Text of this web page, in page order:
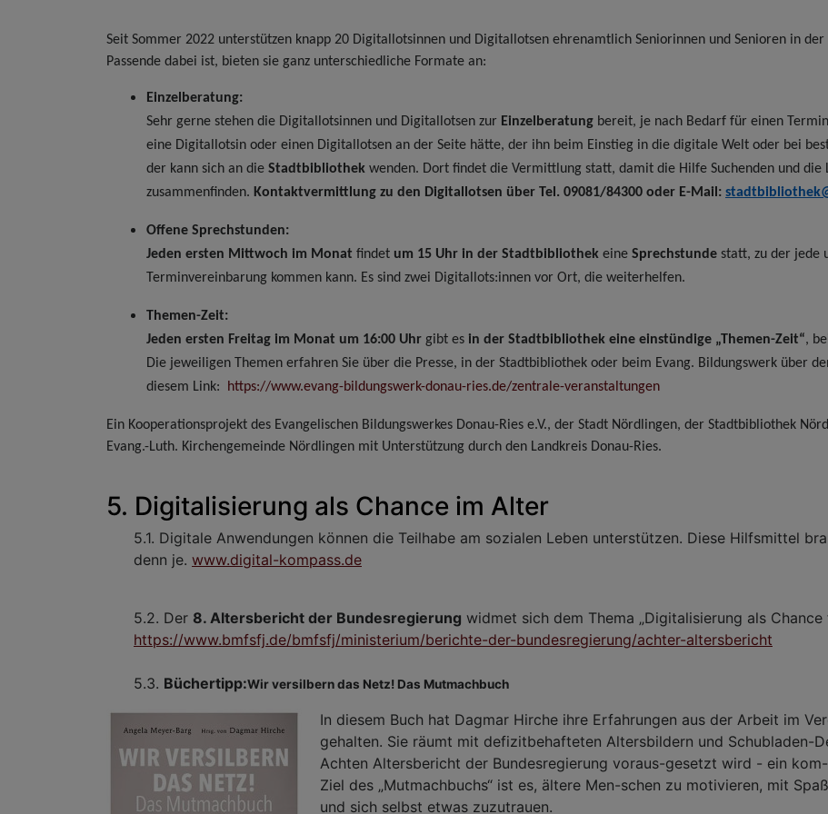
Seit Sommer 2022 unterstützen knapp 20 Digitallotsinnen und Digitallotsen ehrenamtlich Seniorinnen und Senioren in
Passende dabei ist, bieten sie ganz unterschiedliche Formate an:
Einzelberatung:
Sehr gerne stehen die Digitallotsinnen und Digitallotsen zur Einzelberatung bereit, je nach Bedarf für einen
eine Digitallotsin oder einen Digitallotsen an der Seite hätte, der ihn beim Einstieg in die digitale Welt oder bei
der kann sich an die Stadtbibliothek wenden. Dort findet die Vermittlung statt, damit die Hilfe Suchenden und die
zusammenfinden. Kontaktvermittlung zu den Digitallotsen über Tel. 09081/84300 oder E-Mail:
Offene Sprechstunden:
Jeden ersten Mittwoch im Monat findet um 15 Uhr in der Stadtbibliothek eine Sprechstunde statt, zu der jede
Terminvereinbarung kommen kann. Es sind zwei Digitallots:innen vor Ort, die weiterhelfen.
Themen-Zeit:
Jeden ersten Freitag im Monat um 16:00 Uhr gibt es in der Stadtbibliothek eine einstündige „Themen-Zeit“,
Die jeweiligen Themen erfahren Sie über die Presse, in der Stadtbibliothek oder beim Evang. Bildungswerk über
diesem Link:
https://www.evang-bildungswerk-donau-ries.de/zentrale-veranstaltungen
Ein Kooperationsprojekt des Evangelischen Bildungswerkes Donau-Ries e.V., der Stadt Nördlingen, der Stadtbibliothek
Evang.-Luth. Kirchengemeinde Nördlingen mit Unterstützung durch den Landkreis Donau-Ries.
5. Digitalisierung als Chance im Alter
5.1. Digitale Anwendungen können die Teilhabe am sozialen Leben unterstützen. Diese Hilfsmittel
denn je. www.digital-kompass.de
5.2. Der 8. Altersbericht der Bundesregierung widmet sich dem Thema „Digitalisierung als
https://www.bmfsfj.de/bmfsfj/ministerium/berichte-der-bundesregierung/achter-altersbericht
5.3. Büchertipp:Wir versilbern das Netz! Das Mutmachbuch
In diesem Buch hat Dagmar Hirche ihre Erfahrungen aus der Arbeit im
gehalten. Sie räumt mit defizitbehafteten Altersbildern und Schubladen-
Achten Altersbericht der Bundesregierung voraus-gesetzt wird - ein
Ziel des „Mutmachbuchs“ ist es, ältere Men-schen zu motivieren, mit
und sich selbst etwas zuzutrauen.